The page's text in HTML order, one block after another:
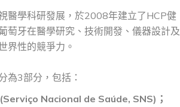
醫學科研發展，於2008年建立了HCP健
萄牙在醫學研究、技術開發、儀器設計及
界性的競爭力。
為3部分，包括：
Nacional de Saúde, SNS)；